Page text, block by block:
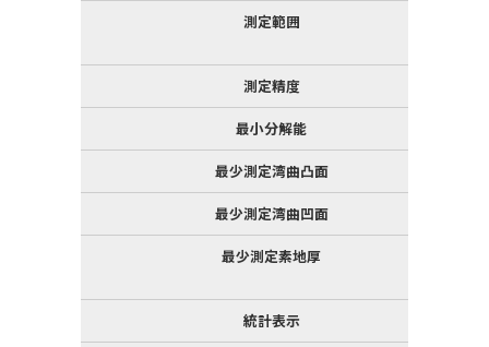
測定範囲
測定精度
最小分解能
最少測定湾曲凸面
最少測定湾曲凹面
最少測定素地厚
統計表示